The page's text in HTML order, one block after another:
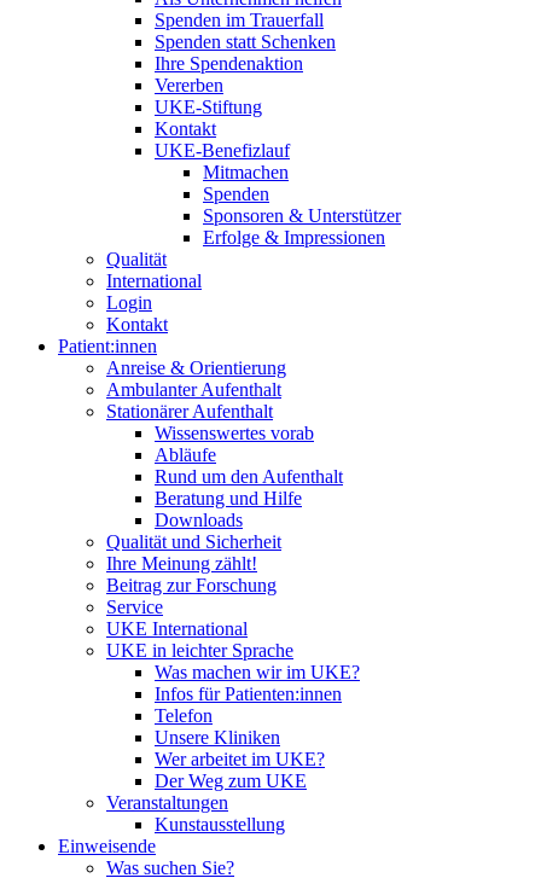
Spenden im Trauerfall
Spenden statt Schenken
Ihre Spendenaktion
Vererben
UKE-Stiftung
Kontakt
UKE-Benefizlauf
Mitmachen
Spenden
Sponsoren & Unterstützer
Erfolge & Impressionen
Qualität
International
Login
Kontakt
Patient:innen
Anreise & Orientierung
Ambulanter Aufenthalt
Stationärer Aufenthalt
Wissenswertes vorab
Abläufe
Rund um den Aufenthalt
Beratung und Hilfe
Downloads
Qualität und Sicherheit
Ihre Meinung zählt!
Beitrag zur Forschung
Service
UKE International
UKE in leichter Sprache
Was machen wir im UKE?
Infos für Patienten:innen
Telefon
Unsere Kliniken
Wer arbeitet im UKE?
Der Weg zum UKE
Veranstaltungen
Kunstausstellung
Einweisende
Was suchen Sie?